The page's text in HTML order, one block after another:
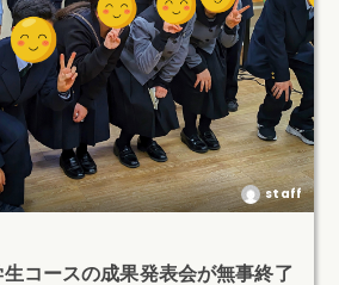
staff
コースの成果発表会が無事終了